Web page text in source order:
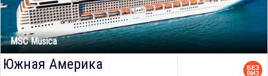
MSC Musica
Южная Америка